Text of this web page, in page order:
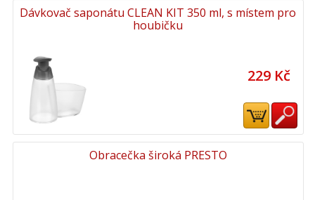
Dávkovač saponátu CLEAN KIT 350 ml, s místem pro
houbičku
229 Kč
Obracečka široká PRESTO